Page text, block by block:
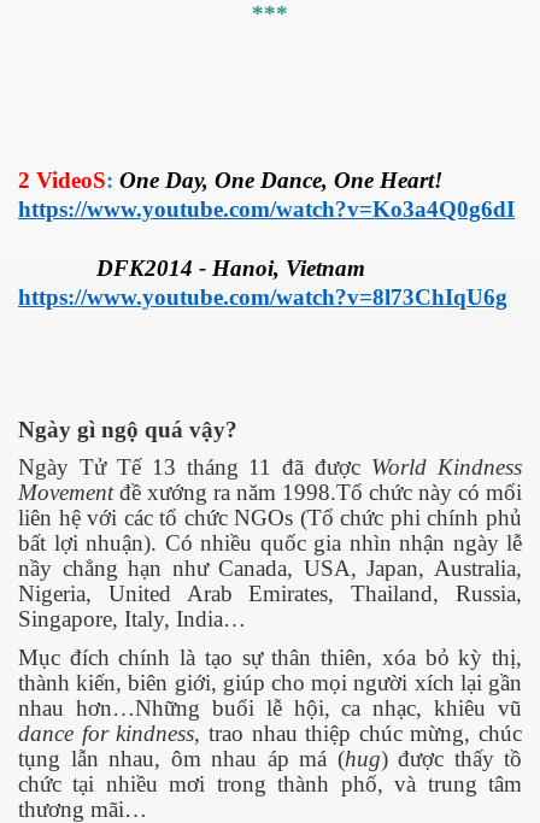
***
2 VideoS: One Day, One Dance, One Heart!
https://www.youtube.com/watch?v=Ko3a4Q0g6dI
DFK2014 - Hanoi, Vietnam
https://www.youtube.com/watch?v=8l73ChIqU6g
Ngày gì ngộ quá vậy?
Ngày Tử Tế 13 tháng 11 đã được World Kindness
Movementđề xướng ra năm 1998.Tổ chức này có mối
liên hệ với các tổ chức NGOs (Tổ chức phi chính phủ
bất lợi nhuận). Có nhiều quốc gia nhìn nhận ngày lễ
nầy chẳng hạn như Canada, USA, Japan, Australia,
Nigeria, United Arab Emirates, Thailand, Russia,
Singapore, Italy, India…
Mục đích chính là tạo sự thân thiên, xóa bỏ kỳ thị,
thành kiến, biên giới, giúp cho mọi người xích lại gần
nhau hơn…Những buổi lễ hội, ca nhạc, khiêu vũ
dance for kindness, trao nhau thiệp chúc mừng, chúc
tụng lẫn nhau, ôm nhau áp má (hug) được thấy tồ
chức tại nhiều mơi trong thành phố, và trung tâm
thương mãi…